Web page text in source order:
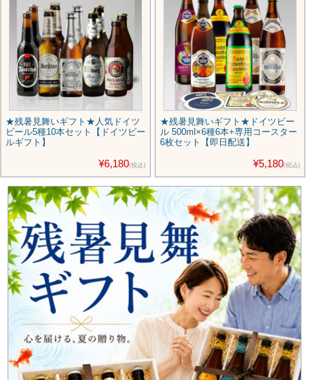
★残暑見舞いギフト★人気ドイツ
ビール5種10本セット【ドイツビー
ルギフト】
¥6,180(税込)
★残暑見舞いギフト★ドイツビー
ル 500ml×6種6本+専用コースター
6枚セット【即日配送】
¥5,180(税込)